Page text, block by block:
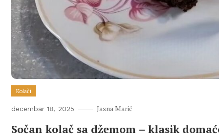
Kolači
decembar 18, 2025 Jasna Marić
Sočan kolač sa džemom – klasik